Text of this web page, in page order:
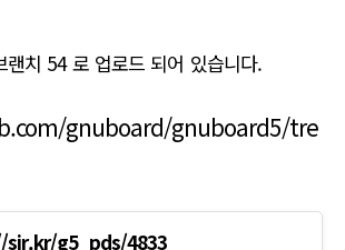
치 54 로 업로드 되어 있습니다.
gnuboard/gnuboard5/tre
g5_pds/4833